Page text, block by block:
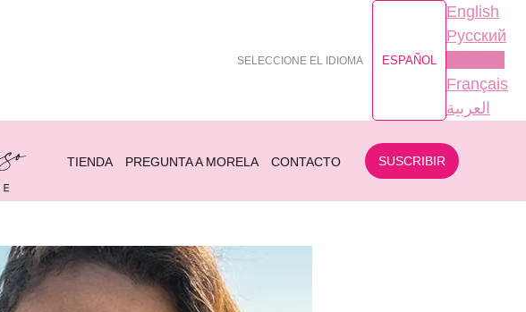
SELECCIONE EL IDIOMA ESPAÑOL
English
Русский
Français
العربية
TIENDA PREGUNTA A MORELA CONTACTO SUSCRIBIR